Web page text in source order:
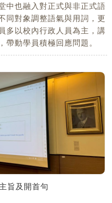
中也融入對正式與非正式語
同對象調整語氣與用詞，更
多以校內行政人員為主，講
帶動學員積極回應問題。
旨及開首句